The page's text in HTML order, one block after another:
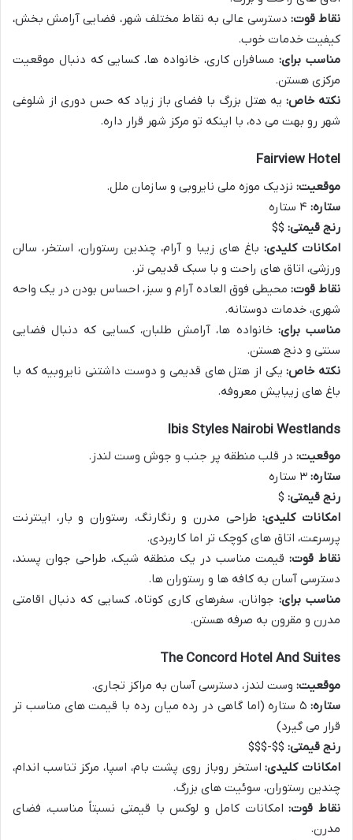
نقاط قوت: دسترسی عالی به نقاط مختلف شهر، فضایی آرامش بخش،
کیفیت خدمات خوب.
مناسب برای:مسافران کاری، خانواده ها، کسایی که دنبال موقعیت
مرکزی هستن.
نکته خاص:یه هتل بزرگ با فضای باز زیاد که حس دوری از شلوغی
شهر رو بهت می ده، با اینکه تو مرکز شهر قرار داره.
Fairview Hotel
موقعیت: نزدیک موزه ملی نایروبی و سازمان ملل.
ستاره:
رنج قیمتی: $$
امکانات کلیدی: باغ های زیبا و آرام، چندین رستوران، استخر، سالن
ورزشی، اتاق های راحت و با سبک قدیمی تر.
نقاط قوت: محیطی فوق العاده آرام و سبز، احساس بودن در یک واحه
شهری، خدمات دوستانه.
مناسب برای: خانواده ها، آرامش طلبان، کسایی که دنبال فضایی
سنتی و دنج هستن.
نکته خاص:یکی از هتل های قدیمی و دوست داشتنی نایروبیه که با
باغ های زیبایش معروفه.
Ibis Styles Nairobi Westlands
موقعیت: در قلب منطقه پر جنب و جوش وست لندز.
ستاره:
رنج قیمتی: $
امکانات کلیدی:طراحی مدرن و رنگارنگ، رستوران و بار، اینترنت
پرسرعت، اتاق های کوچک تر اما کاربردی.
نقاط قوت: قیمت مناسب در یک منطقه شیک، طراحی جوان پسند،
دسترسی آسان به کافه ها و رستوران ها.
مناسب برای: جوانان، سفرهای کاری کوتاه، کسایی که دنبال اقامتی
مدرن و مقرون به صرفه هستن.
The Concord Hotel And Suites
موقعیت: وست لندز، دسترسی آسان به مراکز تجاری.
ستاره:
۵ ستاره (اما گاهی در رده میان رده با قیمت های مناسب تر
قرار می گیرد)
رنج قیمتی: $$-$$$
امکانات کلیدی:استخر روباز روی پشت بام، اسپا، مرکز تناسب اندام،
چندین رستوران، سوئیت های بزرگ.
نقاط قوت:امکانات کامل و لوکس با قیمتی نسبتاً مناسب، فضای
مدرن.